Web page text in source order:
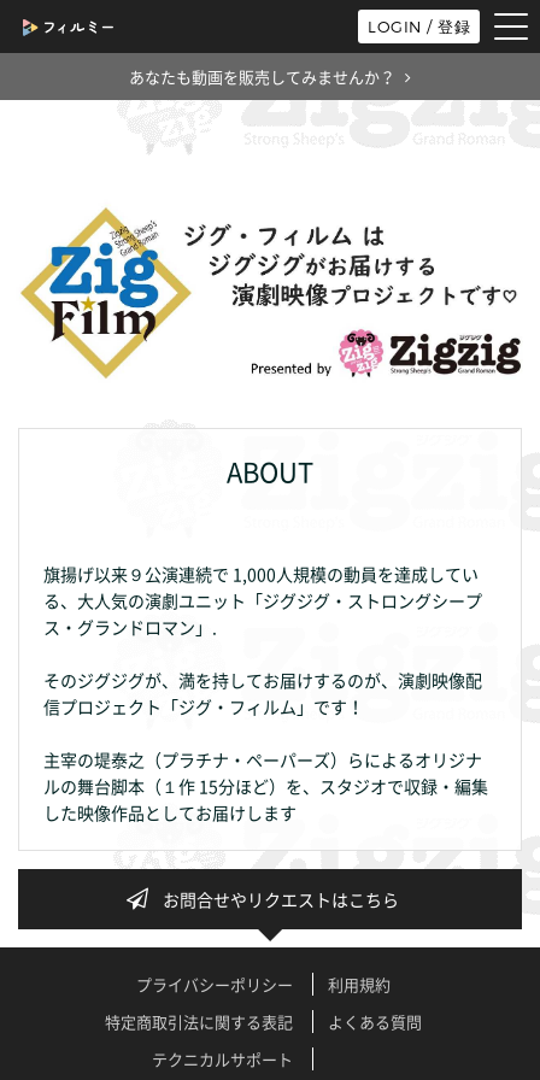
LOGIN / 登録
あなたも動画を販売してみませんか？
ABOUT
旗揚げ以来９公演連続で 1,000人規模の動員を達成してい
る、大人気の演劇ユニット「ジグジグ・ストロングシープ
ス・グランドロマン」.
そのジグジグが、満を持してお届けするのが、演劇映像配
信プロジェクト「ジグ・フィルム」です！
主宰の堤泰之（プラチナ・ペーパーズ）らによるオリジナ
ルの舞台脚本（１作 15分ほど）を、スタジオで収録・編集
した映像作品としてお届けします
お問合せやリクエストはこちら
プライバシーポリシー
利用規約
特定商取引法に関する表記
よくある質問
テクニカルサポート